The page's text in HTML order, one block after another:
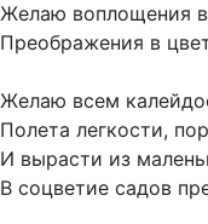
Желаю воплощения
Преображения в
Желаю всем
Полета легкости,
И вырасти из
В соцветие садов